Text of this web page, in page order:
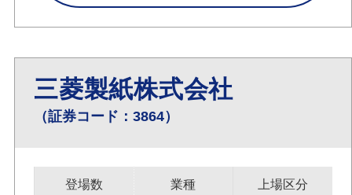
三菱製紙株式会社
（証券コード：3864）
登場数 業種 上場区分